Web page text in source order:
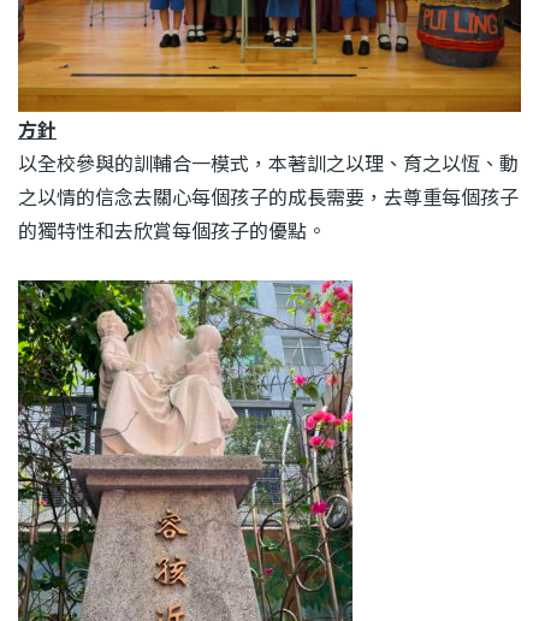
方針
以全校參與的訓輔合一模式，本著訓之以理、育之以恆、動
之以情的信念去關心每個孩子的成長需要，去尊重每個孩子
的獨特性和去欣賞每個孩子的優點。